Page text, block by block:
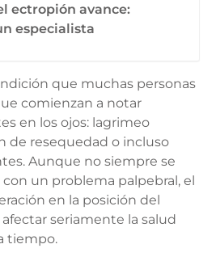
ectropión avance:
especialista
que muchas personas
comienzan a notar
en los ojos: lagrimeo
de resequedad o incluso
Aunque no siempre se
un problema palpebral, el
en la posición del
seriamente la salud
tiempo.